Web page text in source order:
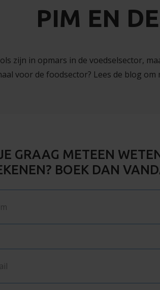
PIM EN
zijn in opmars in de voedselsector,
voor de foodsector? Lees de blog
GRAAG METEEN
BOEK DAN